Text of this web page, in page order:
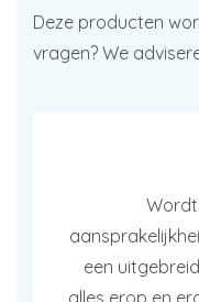
Deze producten
vragen? We
een
alles erop en